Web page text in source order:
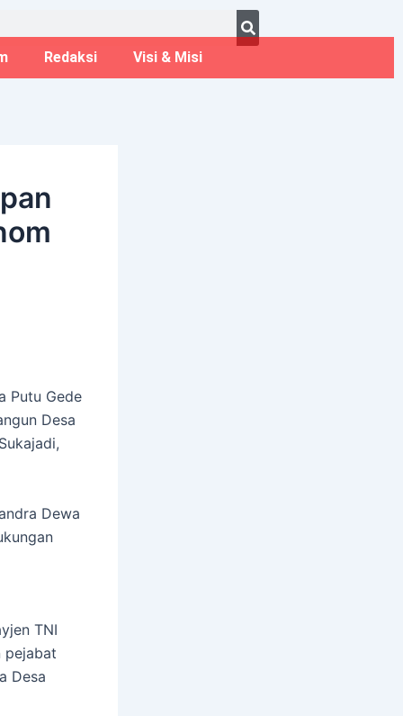
Redaksi Visi & Misi
Putu Gede
Desa
Dewa
TNI
pejabat
Desa